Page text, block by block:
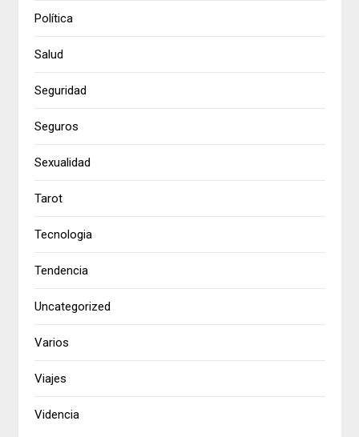
Política
Salud
Seguridad
Seguros
Sexualidad
Tarot
Tecnologia
Tendencia
Uncategorized
Varios
Viajes
Videncia